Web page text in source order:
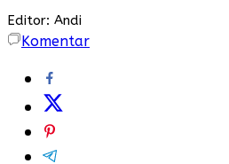
Editor: Andi
Komentar